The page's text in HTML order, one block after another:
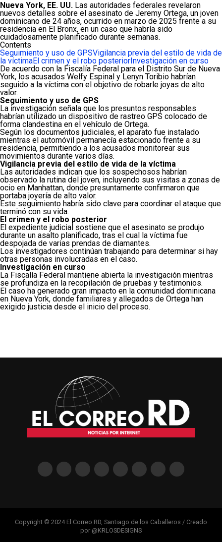
Nueva York, EE. UU. Las autoridades federales revelaron
nuevos detalles sobre el asesinato de Jeremy Ortega, un joven
dominicano de 24 años, ocurrido en marzo de 2025 frente a su
residencia en El Bronx, en un caso que habría sido
cuidadosamente planificado durante semanas.
Contents
Seguimiento y uso de GPSVigilancia previa del estilo de vida de
la víctimaEl crimen y el robo posterior Investigación en curso
De acuerdo con la Fiscalía Federal para el Distrito Sur de Nueva
York, los acusados Welfy Espinal y Lenyn Toribio habrían
seguido a la víctima con el objetivo de robarle joyas de alto
valor.
Seguimiento y uso de GPS
La investigación señala que los presuntos responsables
habrían utilizado un dispositivo de rastreo GPS colocado de
forma clandestina en el vehículo de Ortega.
Según los documentos judiciales, el aparato fue instalado
mientras el automóvil permanecía estacionado frente a su
residencia, permitiendo a los acusados monitorear sus
movimientos durante varios días.
Vigilancia previa del estilo de vida de la víctima
Las autoridades indican que los sospechosos habrían
observado la rutina del joven, incluyendo sus visitas a zonas de
ocio en Manhattan, donde presuntamente confirmaron que
portaba joyería de alto valor.
Este seguimiento habría sido clave para coordinar el ataque que
terminó con su vida.
El crimen y el robo posterior
El expediente judicial sostiene que el asesinato se produjo
durante un asalto planificado, tras el cual la víctima fue
despojada de varias prendas de diamantes.
Los investigadores continúan trabajando para determinar si hay
otras personas involucradas en el caso.
Investigación en curso
La Fiscalía Federal mantiene abierta la investigación mientras
se profundiza en la recopilación de pruebas y testimonios.
El caso ha generado gran impacto en la comunidad dominicana
en Nueva York, donde familiares y allegados de Ortega han
exigido justicia desde el inicio del proceso.
Copyright © 2024 El Correo RD, Santiago de los Caballeros / Creado
por @KRLOSDESIGNS